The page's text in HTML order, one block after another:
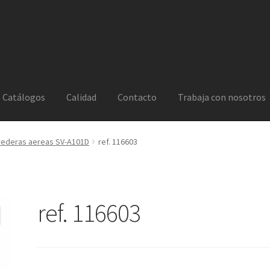
Catálogos Calidad Contacto Trabaja con nosotros
aereas SV-A101D ref. 116603
ref. 116603